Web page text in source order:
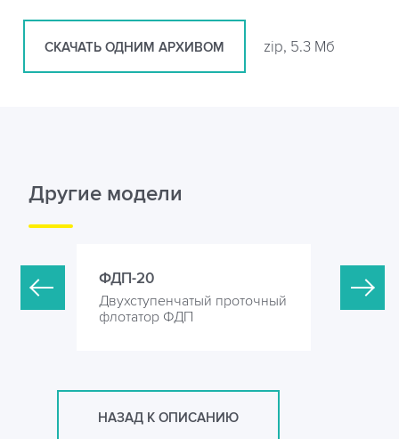
СКАЧАТЬ ОДНИМ АРХИВОМ zip, 5.3 Мб
Другие модели
ФДП-20
Двухступенчатый проточный
флотатор ФДП
ФДП-40
НАЗАД К ОПИСАНИЮ